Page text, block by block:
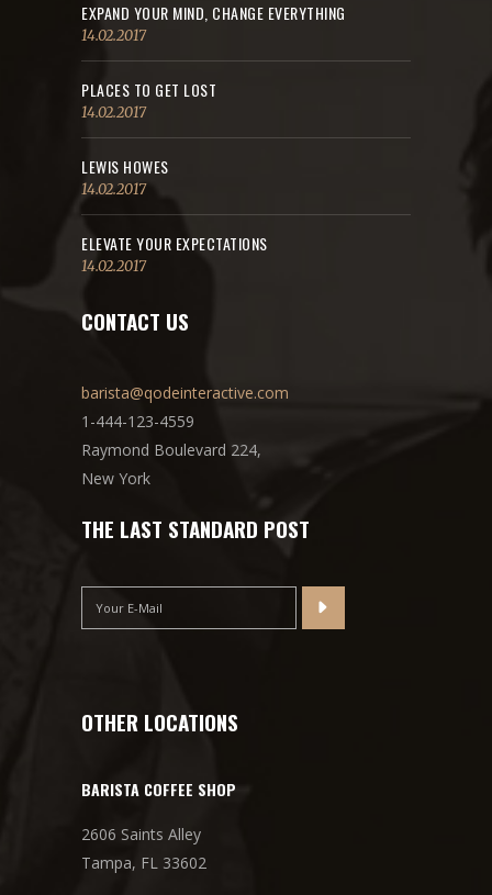
EXPAND YOUR MIND, CHANGE EVERYTHING
14.02.2017
PLACES TO GET LOST
14.02.2017
LEWIS HOWES
14.02.2017
ELEVATE YOUR EXPECTATIONS
14.02.2017
CONTACT US
barista@qodeinteractive.com
1-444-123-4559
Raymond Boulevard 224,
New York
THE LAST STANDARD POST
OTHER LOCATIONS
BARISTA COFFEE SHOP
2606 Saints Alley
Tampa, FL 33602